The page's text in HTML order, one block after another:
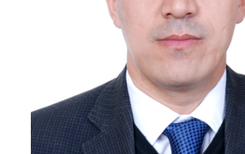
5. To'lov-kontrakt (2)
8. Bakalavriat kvotasi (3)
✉️ Adminga